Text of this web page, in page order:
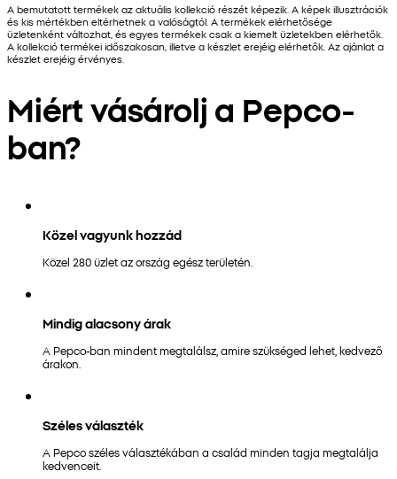
A bemutatott termékek az aktuális kollekció részét képezik. A képek illusztrációk
és kis mértékben eltérhetnek a valóságtól. A termékek elérhetősége
üzletenként változhat, és egyes termékek csak a kiemelt üzletekben elérhetők.
A kollekció termékei időszakosan, illetve a készlet erejéig elérhetők. Az ajánlat a
készlet erejéig érvényes.
Miért vásárolj a Pepco-
ban?
Közel vagyunk hozzád
Közel 280 üzlet az ország egész területén.
Mindig alacsony árak
A Pepco-ban mindent megtalálsz, amire szükséged lehet, kedvező
árakon.
Széles választék
A Pepco széles választékában a család minden tagja megtalálja
kedvenceit.